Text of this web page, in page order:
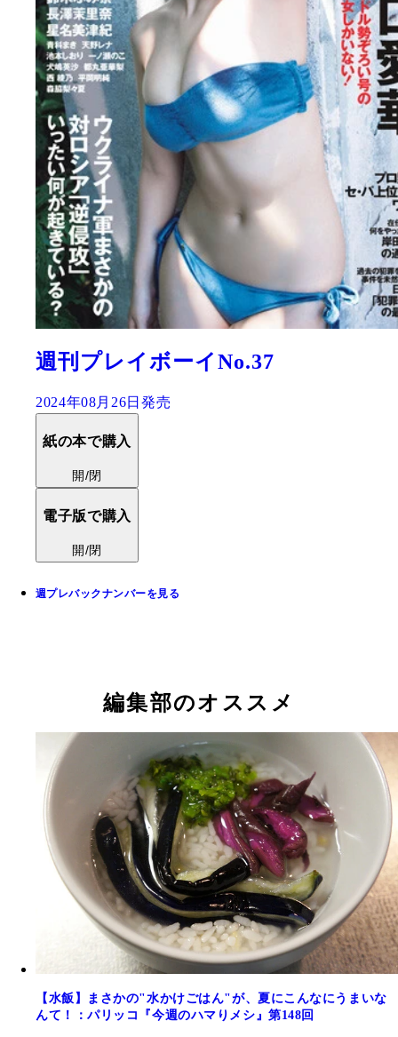
週刊プレイボーイNo.37
2024年08月26日発売
紙の本で購入
開/閉
電子版で購入
開/閉
週プレバックナンバーを見る
編集部のオススメ
【水飯】まさかの"水かけごはん"が、夏にこんなにうまいな
んて！：パリッコ『今週のハマりメシ』第148回